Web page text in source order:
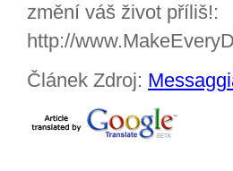
změní váš život příliš!:
http://
Článek Zdroj: